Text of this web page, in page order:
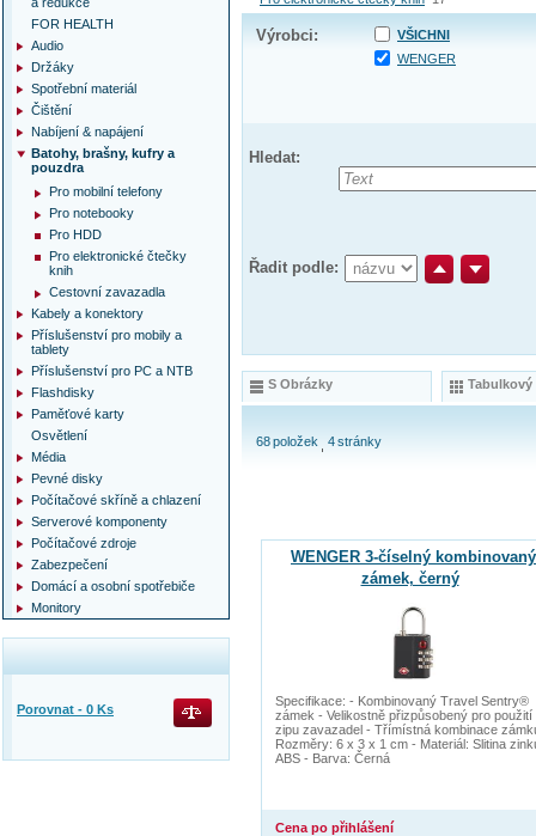
Výrobci:
VŠICHNI
WENGER
Hledat:
Řadit podle:
S Obrázky Tabulkový
68položek 4stránky
WENGER 3-číselný kombinovaný
zámek, černý
Specifikace: - Kombinovaný Travel Sentry®
zámek - Velikostně přizpůsobený pro použití
zipu zavazadel - Třímístná kombinace
Rozměry: 6 x 3 x 1 cm - Materiál: Slitina
ABS - Barva: Černá
Cena po přihlášení
FOR HEALTH
Audio
Držáky
Spotřební materiál
Čištění
Nabíjení & napájení
Batohy, brašny, kufry a
pouzdra
Pro mobilní telefony
Pro notebooky
Pro HDD
Pro elektronické čtečky
knih
Cestovní zavazadla
Kabely a konektory
Příslušenství pro mobily a
tablety
Příslušenství pro PC a NTB
Flashdisky
Paměťové karty
Osvětlení
Média
Pevné disky
Počítačové skříně a chlazení
Serverové komponenty
Počítačové zdroje
Zabezpečení
Domácí a osobní spotřebiče
Monitory
Porovnat - 0 Ks